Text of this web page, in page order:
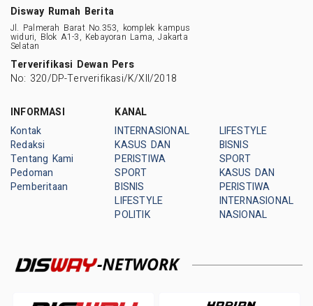
Disway Rumah Berita
Jl. Palmerah Barat No.353, komplek kampus
widuri, Blok A1-3, Kebayoran Lama, Jakarta
Selatan
Terverifikasi Dewan Pers
No: 320/DP-Terverifikasi/K/XII/2018
INFORMASI
Kontak
Redaksi
Tentang Kami
Pedoman
Pemberitaan
KANAL
INTERNASIONAL
KASUS DAN
PERISTIWA
SPORT
BISNIS
LIFESTYLE
POLITIK
LIFESTYLE
BISNIS
SPORT
KASUS DAN
PERISTIWA
INTERNASIONAL
NASIONAL